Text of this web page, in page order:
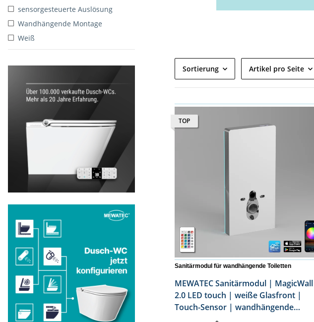
Sortierung Artikel pro Seite
TOP
Sanitärmodul für wandhängende Toiletten
MEWATEC Sanitärmodul | MagicWall
2.0 LED touch | weiße Glasfront |
Touch-Sensor | wandhängende
sensorgesteuerte Auslösung
Wandhängende Montage
Weiß